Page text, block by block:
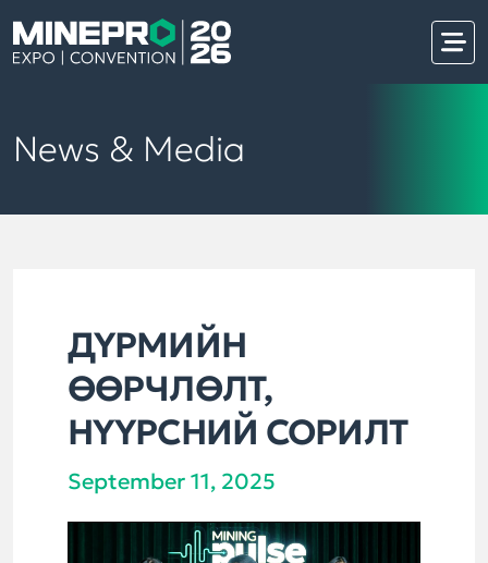
News & Media
ДҮРМИЙН
ӨӨРЧЛӨЛТ,
НҮҮРСНИЙ СОРИЛТ
September 11, 2025